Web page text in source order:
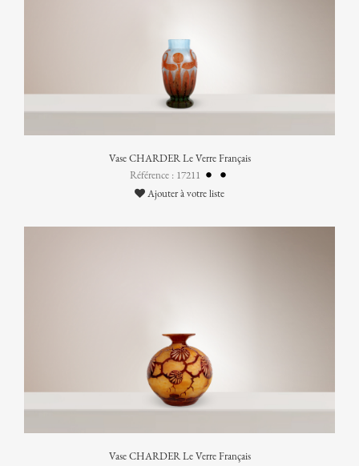
Vase CHARDER Le Verre Français
Référence : 17211
Ajouter à votre liste
Vase CHARDER Le Verre Français